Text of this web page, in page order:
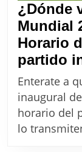
¿Dónde
Mundial
Horario
partido
Enterate a
inaugural
horario del
lo